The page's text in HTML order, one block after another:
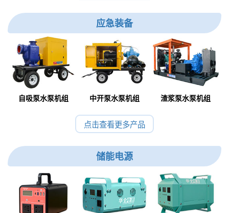
应急装备
自吸泵水泵机组 中开泵水泵机组 渣浆泵水泵机组
点击查看更多产品
储能电源